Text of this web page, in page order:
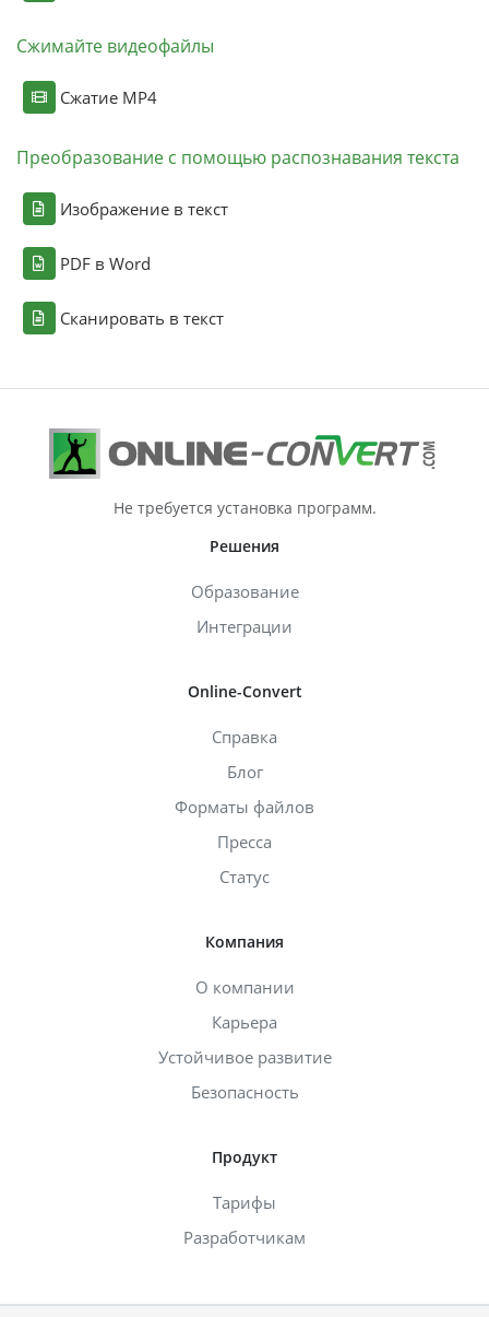
Сжимайте видеофайлы
Сжатие MP4
Преобразование с помощью распознавания текста
Изображение в текст
PDF в Word
Сканировать в текст
Не требуется установка программ.
Решения
Образование
Интеграции
Online-Convert
Справка
Блог
Форматы файлов
Пресса
Статус
Компания
О компании
Карьера
Устойчивое развитие
Безопасность
Продукт
Тарифы
Разработчикам